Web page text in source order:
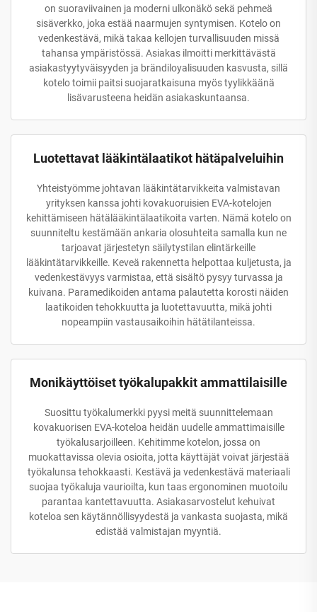
on suoraviivainen ja moderni ulkonäkö sekä pehmeä
sisäverkko, joka estää naarmujen syntymisen. Kotelo on
vedenkestävä, mikä takaa kellojen turvallisuuden missä
tahansa ympäristössä. Asiakas ilmoitti merkittävästä
asiakastyytyväisyyden ja brändiloyalisuuden kasvusta, sillä
kotelo toimii paitsi suojaratkaisuna myös tyylikkäänä
lisävarusteena heidän asiakaskuntaansa.
Luotettavat lääkintälaatikot hätäpalveluihin
Yhteistyömme johtavan lääkintätarvikkeita valmistavan
yrityksen kanssa johti kovakuoruisien EVA-kotelojen
kehittämiseen hätälääkintälaatikoita varten. Nämä kotelo on
suunniteltu kestämään ankaria olosuhteita samalla kun ne
tarjoavat järjestetyn säilytystilan elintärkeille
lääkintätarvikkeille. Keveä rakennetta helpottaa kuljetusta, ja
vedenkestävyys varmistaa, että sisältö pysyy turvassa ja
kuivana. Paramedikoiden antama palautetta korosti näiden
laatikoiden tehokkuutta ja luotettavuutta, mikä johti
nopeampiin vastausaikoihin hätätilanteissa.
Monikäyttöiset työkalupakkit ammattilaisille
Suosittu työkalumerkki pyysi meitä suunnittelemaan
kovakuorisen EVA-koteloa heidän uudelle ammattimaisille
työkalusarjoilleen. Kehitimme kotelon, jossa on
muokattavissa olevia osioita, jotta käyttäjät voivat järjestää
työkalunsa tehokkaasti. Kestävä ja vedenkestävä materiaali
suojaa työkaluja vaurioilta, kun taas ergonominen muotoilu
parantaa kantettavuutta. Asiakasarvostelut kehuivat
koteloa sen käytännöllisyydestä ja vankasta suojasta, mikä
edistää valmistajan myyntiä.